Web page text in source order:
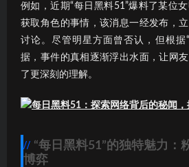
例如，近期“每日黑料51”爆料了某位
获取角色的事情，该消息一经发布，
讨论。尽管明星方面曾否认，但根据
据，事件的真相逐渐浮出水面，让网
了更深刻的理解。
“每日黑料51”的独特魅力：
博弈